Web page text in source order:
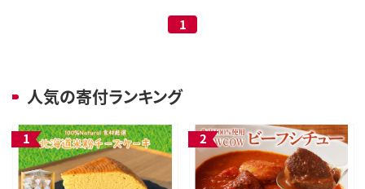
1
人気の寄付ランキング